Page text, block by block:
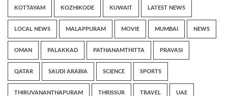
KOTTAYAM KOZHIKODE KUWAIT LATEST NEWS
LOCAL NEWS MALAPPURAM MOVIE MUMBAI NEWS
OMAN PALAKKAD PATHANAMTHITTA PRAVASI
QATAR SAUDI ARABIA SCIENCE SPORTS
THIRUVANANTHAPURAM THRISSUR TRAVEL UAE